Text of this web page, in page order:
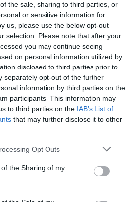
the sale, sharing to third parties, or
or sensitive information for
us, please use the below opt-out
selection. Please note that after your
you may continue seeing
on personal information utilized by
disclosed to third parties prior to
separately opt-out of the further
information by third parties on the
participants. This information may
to third parties on the IAB’s List of
that may further disclose it to other
Opt Outs
the Sharing of my
dell’errore: un inno al
ADV